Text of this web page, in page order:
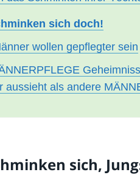
sich doch!
wollen gepflegter sein
aussieht als andere
sich,